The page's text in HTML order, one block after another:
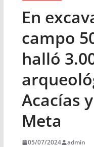
En
campo
halló
Acacías
Meta
05/07/2024 admin